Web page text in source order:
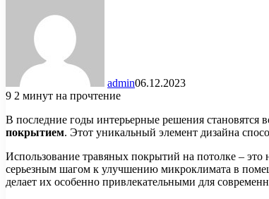
admin06.12.2023
9 2 минут на прочтение
В последние годы интерьерные решения
покрытием. Этот уникальный элемент дизайна
Использование травяных покрытий на потолке – это
серьезным шагом к улучшению микроклимата в
делает их особенно привлекательными для